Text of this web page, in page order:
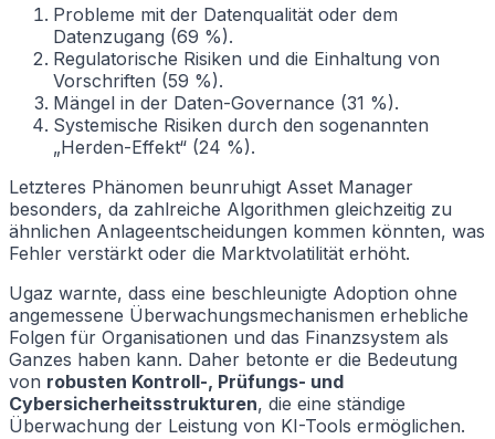
Probleme mit der Datenqualität oder dem
Datenzugang (69 %).
Regulatorische Risiken und die Einhaltung von
Vorschriften (59 %).
Mängel in der Daten-Governance (31 %).
Systemische Risiken durch den sogenannten
„Herden-Effekt“ (24 %).
Letzteres Phänomen beunruhigt Asset Manager
besonders, da zahlreiche Algorithmen gleichzeitig zu
ähnlichen Anlageentscheidungen kommen könnten, was
Fehler verstärkt oder die Marktvolatilität erhöht.
Ugaz warnte, dass eine beschleunigte Adoption ohne
angemessene Überwachungsmechanismen erhebliche
Folgen für Organisationen und das Finanzsystem als
Ganzes haben kann. Daher betonte er die Bedeutung
von robusten Kontroll-, Prüfungs- und
Cybersicherheitsstrukturen, die eine ständige
Überwachung der Leistung von KI-Tools ermöglichen.